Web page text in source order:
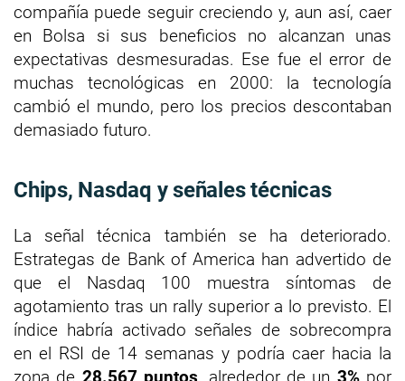
compañía puede seguir creciendo y, aun así, caer
en Bolsa si sus beneficios no alcanzan unas
expectativas desmesuradas. Ese fue el error de
muchas tecnológicas en 2000: la tecnología
cambió el mundo, pero los precios descontaban
demasiado futuro.
Chips, Nasdaq y señales técnicas
La señal técnica también se ha deteriorado.
Estrategas de Bank of America han advertido de
que el Nasdaq 100 muestra síntomas de
agotamiento tras un rally superior a lo previsto. El
índice habría activado señales de sobrecompra
en el RSI de 14 semanas y podría caer hacia la